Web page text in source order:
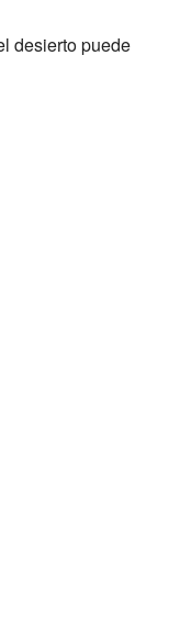
desierto puede